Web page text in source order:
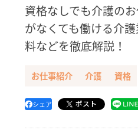
資格なしでも介護の
がなくても働ける介
料などを徹底解説！
お仕事紹介 介護 資格
シェア ポスト